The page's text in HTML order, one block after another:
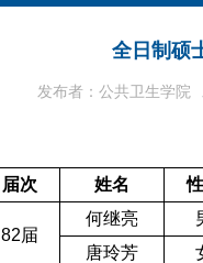
全日制硕
发布者：公共卫生学院
届次 姓名
82届
何继亮
唐玲芳